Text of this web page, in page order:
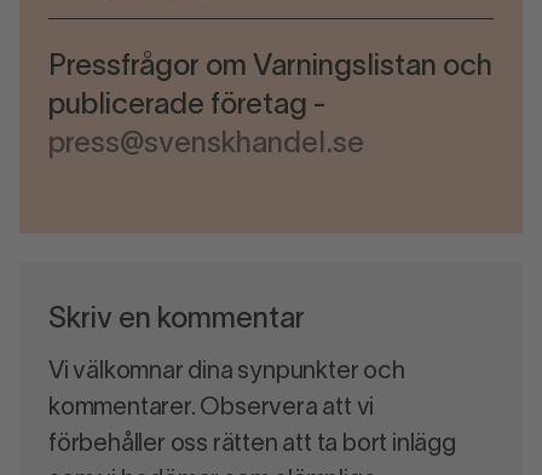
Pressfrågor om Varningslistan och
publicerade företag -
press@svenskhandel.se
Skriv en kommentar
Vi välkomnar dina synpunkter och
kommentarer. Observera att vi
förbehåller oss rätten att ta bort inlägg